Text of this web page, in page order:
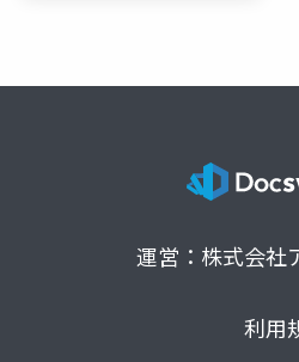
運営：株式会社
利用